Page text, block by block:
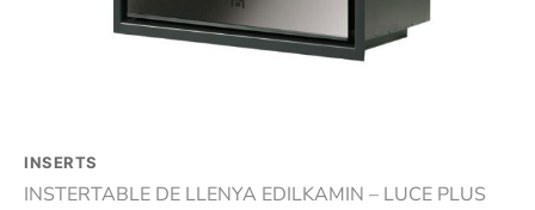
INSERTS
INSTERTABLE DE LLENYA EDILKAMIN – LUCE PLUS